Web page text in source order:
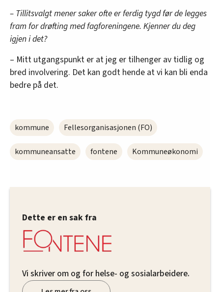
– Tillitsvalgt mener saker ofte er ferdig tygd før de legges
fram for drøfting med fagforeningene. Kjenner du deg
igjen i det?
– Mitt utgangspunkt er at jeg er tilhenger av tidlig og
bred involvering. Det kan godt hende at vi kan bli enda
bedre på det.
kommune Fellesorganisasjonen (FO)
kommuneansatte fontene Kommuneøkonomi
Dette er en sak fra
Vi skriver om og for helse- og sosialarbeidere.